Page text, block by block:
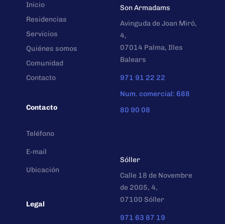
Inicio
Residencias
Servicios
Quiénes somos
Comunidad
Contacto
Contacto
Teléfono
E-mail
Ubicación
Legal
Son Armadams
Avinguda de Joan Miró,
4,
07014 Palma, Illes
Balears
971 91 22 22
Num. comercial: 688
80 90 08
Sóller
Calle 18 de Novembre
de 2005, 4,
07100 Sóller
971 63 87 19